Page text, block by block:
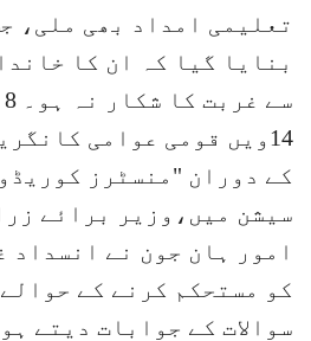
تعلیمی امداد بھی ملی،
بنایا گیا کہ ان کا
14ویں قومی عوامی
کے دوران "منسٹرز
سیشن میں،وزیر برائے
امور ہان جون نے انسداد
کو مستحکم کرنے کے